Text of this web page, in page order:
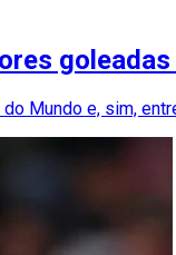
Mundo e, sim,